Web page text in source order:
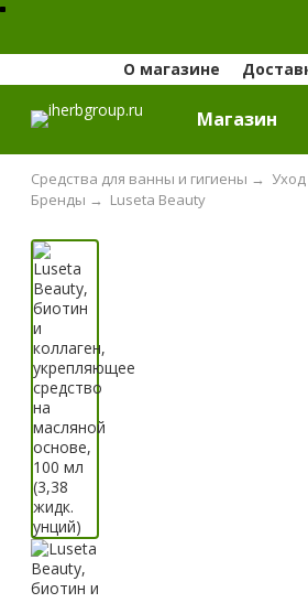
О магазине
Магазин
Средства для ванны и гигиены →
Luseta Beauty
Бренды →